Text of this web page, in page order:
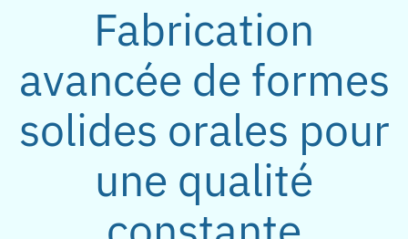
Fabrication
avancée de formes
solides orales pour
une qualité